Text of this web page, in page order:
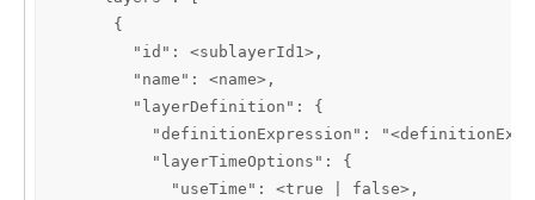
      {
        "id": <sublayerId1>,
        "name": <name>,
        "layerDefinition": {
"definitionExpression":
          "layerTimeOptions": {
            "useTime": <true | false>,